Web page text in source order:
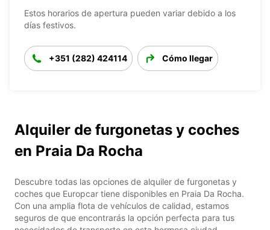
Estos horarios de apertura pueden variar debido a los
días festivos.
+351 (282) 424114 Cómo llegar
Alquiler de furgonetas y coches
en Praia Da Rocha
Descubre todas las opciones de alquiler de furgonetas y
coches que Europcar tiene disponibles en Praia Da Rocha.
Con una amplia flota de vehículos de calidad, estamos
seguros de que encontrarás la opción perfecta para tus